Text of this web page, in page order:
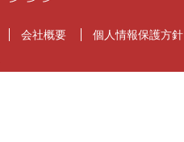
会社概要 個人情報保護方針